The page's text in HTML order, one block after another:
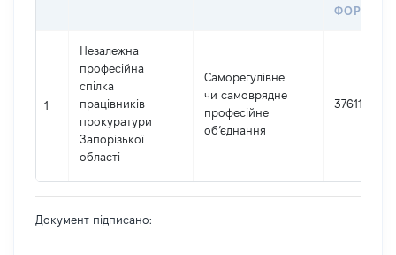
1
Незалежна
професійна
спілка
працівників
прокуратури
Запорізької
області
Саморегулівне
чи самоврядне
професійне
об’єднання
37611155
Документ підписано: